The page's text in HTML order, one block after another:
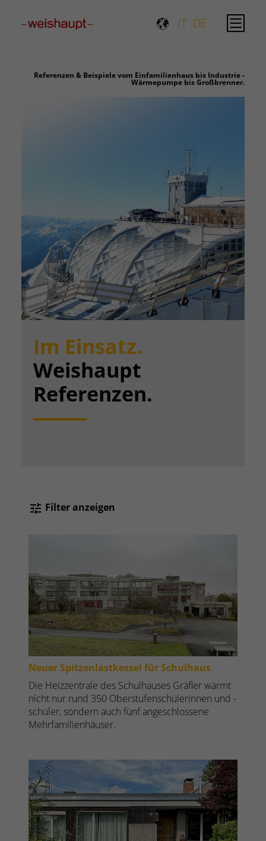
IT DE
Referenzen & Beispiele vom Einfamilienhaus bis Industrie -
Wärmepumpe bis Großbrenner.
Im Einsatz.
Weishaupt
Referenzen.
Filter anzeigen
Neuer Spitzenlastkessel für Schulhaus
Die Heizzentrale des Schulhauses Gräfler wärmt
nicht nur rund 350 Oberstufenschülerinnen und -
schüler, sondern auch fünf angeschlossene
Mehrfamilienhäuser.